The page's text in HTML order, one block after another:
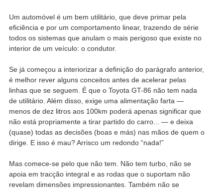
Um automóvel é um bem utilitário, que deve primar pela
eficiência e por um comportamento linear, trazendo de série
todos os sistemas que anulam o mais perigoso que existe no
interior de um veículo: o condutor.
Se já começou a interiorizar a definição do parágrafo anterior,
é melhor rever alguns conceitos antes de acelerar pelas
linhas que se seguem. É que o Toyota GT-86 não tem nada
de utilitário. Além disso, exige uma alimentação farta —
menos de dez litros aos 100km poderá apenas significar que
não está propriamente a tirar partido do carro... — e deixa
(quase) todas as decisões (boas e más) nas mãos de quem o
dirige. E isso é mau? Arrisco um redondo “nada!”
Mas comece-se pelo que não tem. Não tem turbo, não se
apoia em tracção integral e as rodas que o suportam não
revelam dimensões impressionantes. Também não se